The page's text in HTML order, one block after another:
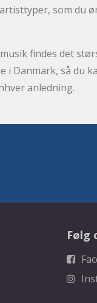
som du
findes det
i Danmark, så du
anledning.
Følg